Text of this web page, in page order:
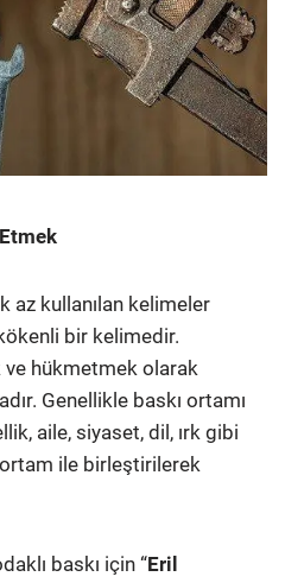
az kullanılan kelimeler
bir kelimedir.
ve hükmetmek olarak
Genellikle baskı ortamı
aile, siyaset, dil, ırk gibi
ile birleştirilerek
baskı için “Eril